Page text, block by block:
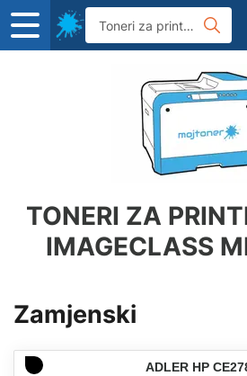
TONERI ZA
IMAGECLASS
Zamjenski
ADLER HP